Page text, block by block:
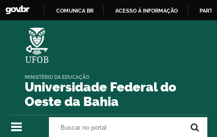
COMUNICA BR ACESSO À INFORMAÇÃO
Universidade Federal do
Oeste da Bahia
MINISTÉRIO DA EDUCAÇÃO